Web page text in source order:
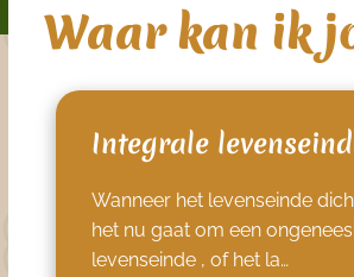
Waar kan ik
Integrale
Wanneer het levenseinde
het nu gaat om een
levenseinde , of het la…